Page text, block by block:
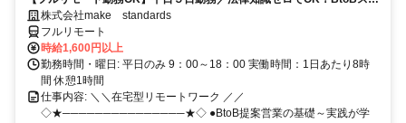
ルが身につく営業職
株式会社make standards
フルリモート
時給1,600円以上
勤務時間・曜日: 平日のみ 9：00～18：00 実働時間：1日あたり8時
間 休憩1時間
仕事内容: ＼＼在宅型リモートワーク ／／
◇★───────────────★◇ ●BtoB提案営業の基礎～実践が学